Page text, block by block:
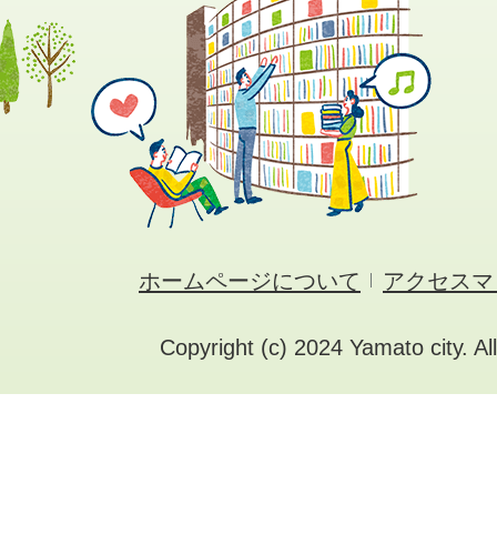
ホームページについて アクセス
Copyright (c) 2024 Yamato city.